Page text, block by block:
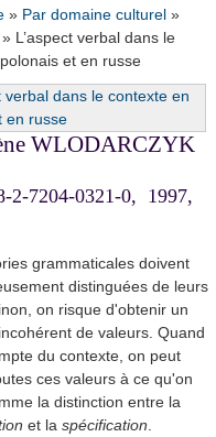
» Par domaine culturel »
» L’aspect verbal dans le
et en russe
WLODARCZYK
2-7204-0321-0, 1997,
grammaticales doivent
distinguées de leurs
on risque d'obtenir un
de valeurs. Quand
du contexte, on peut
ces valeurs à ce qu'on
la distinction entre la
et la spécification